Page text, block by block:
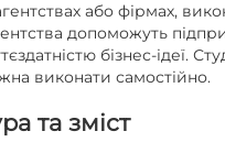
або фірмах,
допоможуть
бізнес-ідеї.
виконати самостійно.
та зміст